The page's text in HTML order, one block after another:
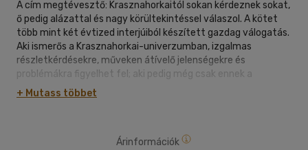
A cím megtévesztő: Krasznahorkaitól sokan kérdeznek sokat,
ő pedig alázattal és nagy körültekintéssel válaszol. A kötet
több mint két évtized interjúiból készített gazdag válogatás.
Aki ismerős a Krasznahorkai-univerzumban, izgalmas
részletkérdésekre, műveken átívelő jelenségekre és
problémákra figyelhet fel; aki pedig még csak ennek a
misztikus-különleges világnak a bejáratánál tartózkodik, jobb
kalauzt nem is kaphatna útitársul. A beszélgetésekben
hagyománnyal, a kelettel, a válsággal, a sikerrel kapcsolatos
+ Mutass többet
Árinformációk